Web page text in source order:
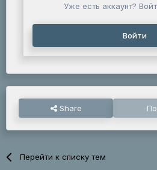
Уже есть аккаунт?
Войти
Share
Перейти к списку тем